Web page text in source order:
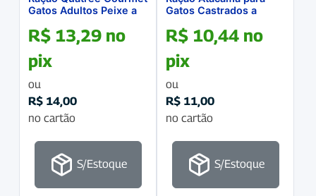
Gatos Adultos Peixe a
R$ 13,29 no
pix
ou
R$ 14,00
no cartão
S/Estoque
Gatos Castrados a
R$ 10,44 no
pix
ou
R$ 11,00
no cartão
S/Estoque